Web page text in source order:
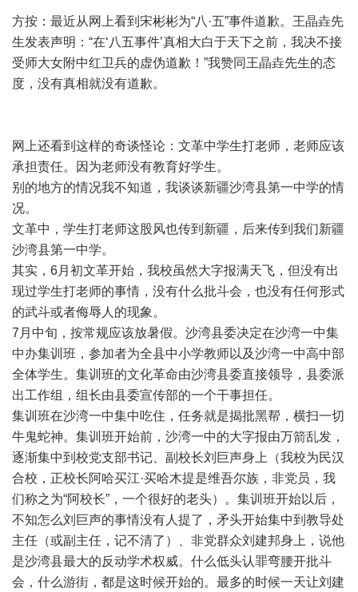
方按：最近从网上看到宋彬彬为“八·五”事件道歉。王晶垚先
生发表声明：“在‘八五事件’真相大白于天下之前，我决不接
受师大女附中红卫兵的虚伪道歉！”我赞同王晶垚先生的态
度，没有真相就没有道歉。
网上还看到这样的奇谈怪论：文革中学生打老师，老师应该
承担责任。因为老师没有教育好学生。
别的地方的情况我不知道，我谈谈新疆沙湾县第一中学的情
况。
文革中，学生打老师这股风也传到新疆，后来传到我们新疆
沙湾县第一中学。
其实，6月初文革开始，我校虽然大字报满天飞，但没有出
现过学生打老师的事情，没有什么批斗会，也没有任何形式
的武斗或者侮辱人的现象。
7月中旬，按常规应该放暑假。沙湾县委决定在沙湾一中集
中办集训班，参加者为全县中小学教师以及沙湾一中高中部
全体学生。集训班的文化革命由沙湾县委直接领导，县委派
出工作组，组长由县委宣传部的一个干事担任。
集训班在沙湾一中集中吃住，任务就是揭批黑帮，横扫一切
牛鬼蛇神。集训班开始前，沙湾一中的大字报由万箭乱发，
逐渐集中到校党支部书记、副校长刘巨声身上（我校为民汉
合校，正校长阿哈买江·买哈木提是维吾尔族，非党员，我
们称之为“阿校长”，一个很好的老头）。集训班开始以后，
不知怎么刘巨声的事情没有人提了，矛头开始集中到教导处
主任（或副主任，记不清了）、非党群众刘建邦身上，说他
是沙湾县最大的反动学术权威。什么低头认罪弯腰开批斗
会，什么游街，都是这时候开始的。最多的时候一天让刘建